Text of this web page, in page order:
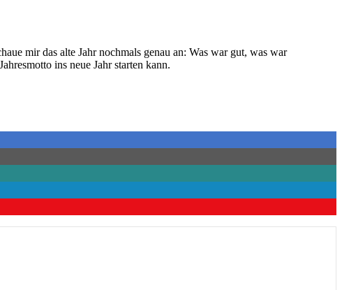
mir das alte Jahr nochmals genau an: Was war gut, was war
ins neue Jahr starten kann.